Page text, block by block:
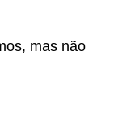
mas não